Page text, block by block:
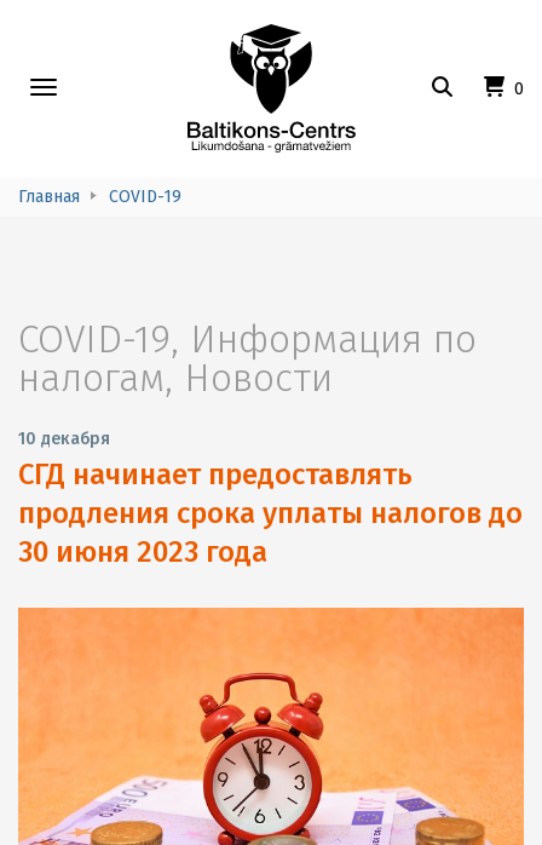
0
Toggle
Главная COVID-19
COVID-19, Информация по
налогам, Новости
10 декабря
СГД начинает предоставлять
продления срока уплаты налогов до
30 июня 2023 года